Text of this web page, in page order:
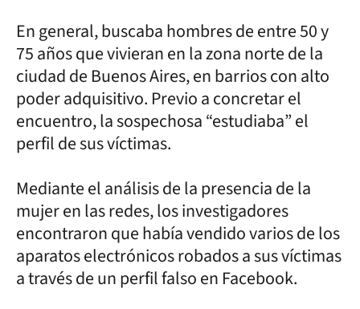
En general, buscaba hombres de entre 50 y
75 años que vivieran en la zona norte de la
ciudad de Buenos Aires, en barrios con alto
poder adquisitivo. Previo a concretar el
encuentro, la sospechosa “estudiaba” el
perfil de sus víctimas.
Mediante el análisis de la presencia de la
mujer en las redes, los investigadores
encontraron que había vendido varios de los
aparatos electrónicos robados a sus víctimas
a través de un perfil falso en Facebook.